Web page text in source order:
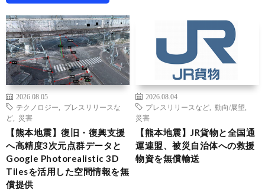
2026.08.05
テクノロジー
プレスリリースな
ど
災害
【熊本地震】復旧・復興支援
へ高精度3次元点群データと
Google Photorealistic 3D
Tilesを活用した空間情報を無
償提供
2026.08.04
プレスリリースなど
動向/展望
災害
【熊本地震】JR貨物と全国通
運連盟、被災自治体への救援
物資を無償輸送